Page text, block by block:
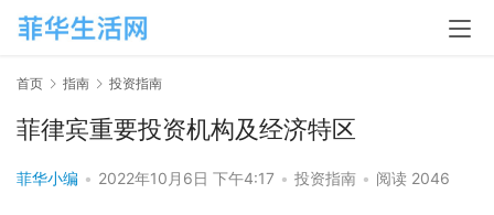
首页 指南 投资指南
菲律宾重要投资机构及经济特区
菲华小编 • 2022年10月6日 下午4:17 • 投资指南 • 阅读 2046